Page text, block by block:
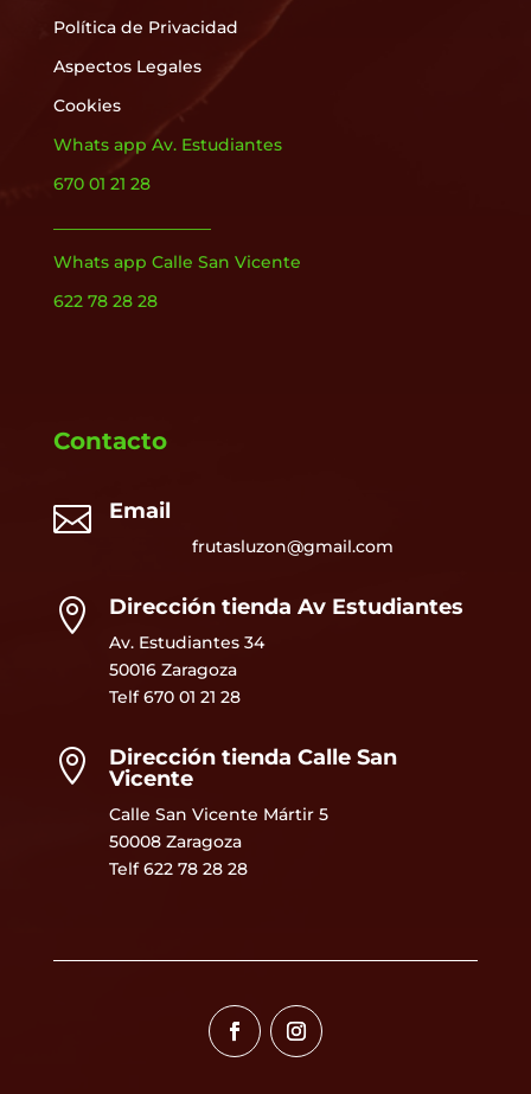
Política de Privacidad
Aspectos Legales
Cookies
Whats app Av. Estudiantes
670 01 21 28
Whats app Calle San Vicente
622 78 28 28
Contacto
 Email
frutasluzon@gmail.com
 Dirección tienda Av Estudiantes
Av. Estudiantes 34
50016 Zaragoza
Telf670 01 21 28

Dirección tienda Calle San
Vicente
Calle San Vicente Mártir 5
50008 Zaragoza
Telf 622 78 28 28